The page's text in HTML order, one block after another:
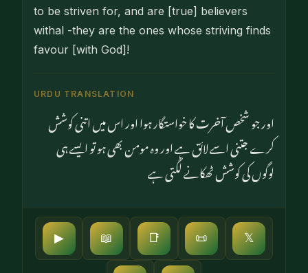
to be striven for, and are [true] believers
withal -they are the ones whose striving finds
favour [with God]!
URDU TRANSLATION
اور جو شخص آخرت کا خواستگار ہوا اور اس میں اتنی کوشش
کرے جتنی اسے لائق ہے اور وہ مومن بھی ہو تو ایسے ہی
لوگوں کی کوشش ٹھکانے لگتی ہے
▶ 📖 📑 📜 𝕏